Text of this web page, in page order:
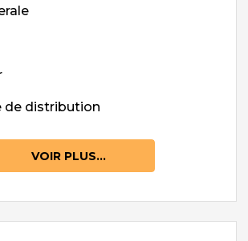
de distribution
VOIR PLUS...